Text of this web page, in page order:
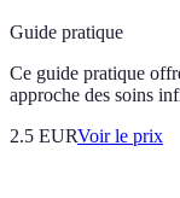
Guide pratique
Ce guide pratique
approche des soins
2.5 EURVoir le prix